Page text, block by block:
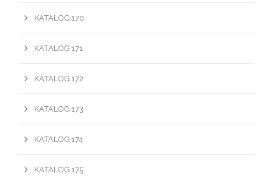
KATALOG 170
KATALOG 171
KATALOG 172
KATALOG 173
KATALOG 174
KATALOG 175